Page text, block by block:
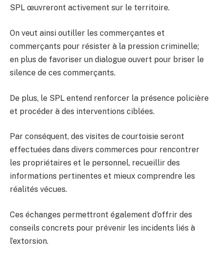
SPL œuvreront activement sur le territoire.
On veut ainsi outiller les commerçantes et
commerçants pour résister à la pression criminelle;
en plus de favoriser un dialogue ouvert pour briser le
silence de ces commerçants.
De plus, le SPL entend renforcer la présence policière
et procéder à des interventions ciblées.
Par conséquent, des visites de courtoisie seront
effectuées dans divers commerces pour rencontrer
les propriétaires et le personnel, recueillir des
informations pertinentes et mieux comprendre les
réalités vécues.
Ces échanges permettront également d’offrir des
conseils concrets pour prévenir les incidents liés à
l’extorsion.